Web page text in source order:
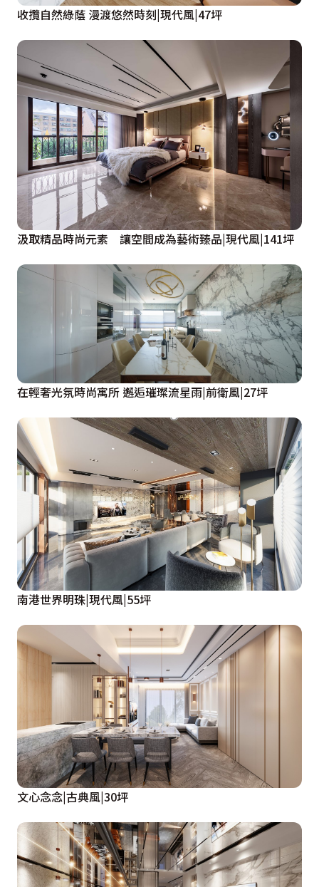
收攬自然綠蔭 漫渡悠然時刻|現代風|47坪
汲取精品時尚元素 讓空間成為藝術臻品|現代風|141坪
在輕奢光氛時尚寓所 邂逅璀璨流星雨|前衛風|27坪
南港世界明珠|現代風|55坪
文心念念|古典風|30坪